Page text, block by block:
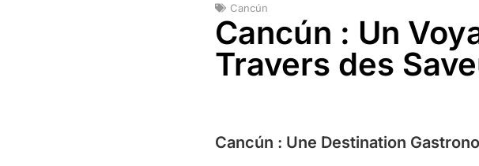
Cancún
Cancún : Un
Travers des
Cancún : Une Destination